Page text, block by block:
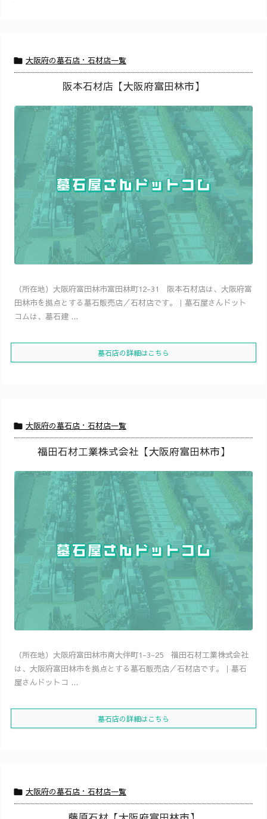
 大阪府の墓石店・石材店一覧
阪本石材店【大阪府富田林市】
（所在地）大阪府富田林市富田林町12-31 阪本石材店は、大阪府富
田林市を拠点とする墓石販売店／石材店です。｜墓石屋さんドット
コムは、墓石建 ...
墓石店の詳細はこちら
 大阪府の墓石店・石材店一覧
福田石材工業株式会社【大阪府富田林市】
（所在地）大阪府富田林市南大伴町1-3-25 福田石材工業株式会社
は、大阪府富田林市を拠点とする墓石販売店／石材店です。｜墓石
屋さんドットコ ...
墓石店の詳細はこちら
 大阪府の墓石店・石材店一覧